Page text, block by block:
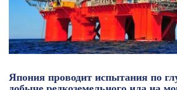
Япония проводит испытания по